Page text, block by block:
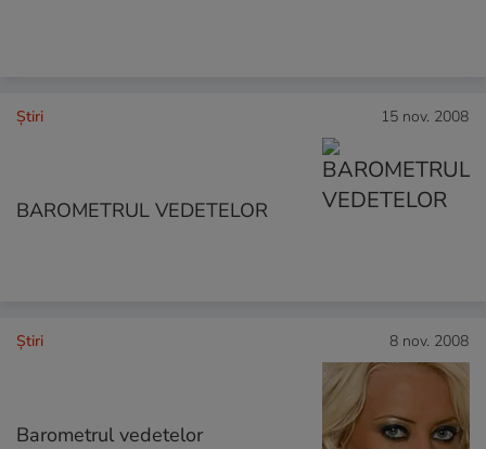
Ştiri 15 nov. 2008
BAROMETRUL VEDETELOR
Ştiri 8 nov. 2008
Barometrul vedetelor